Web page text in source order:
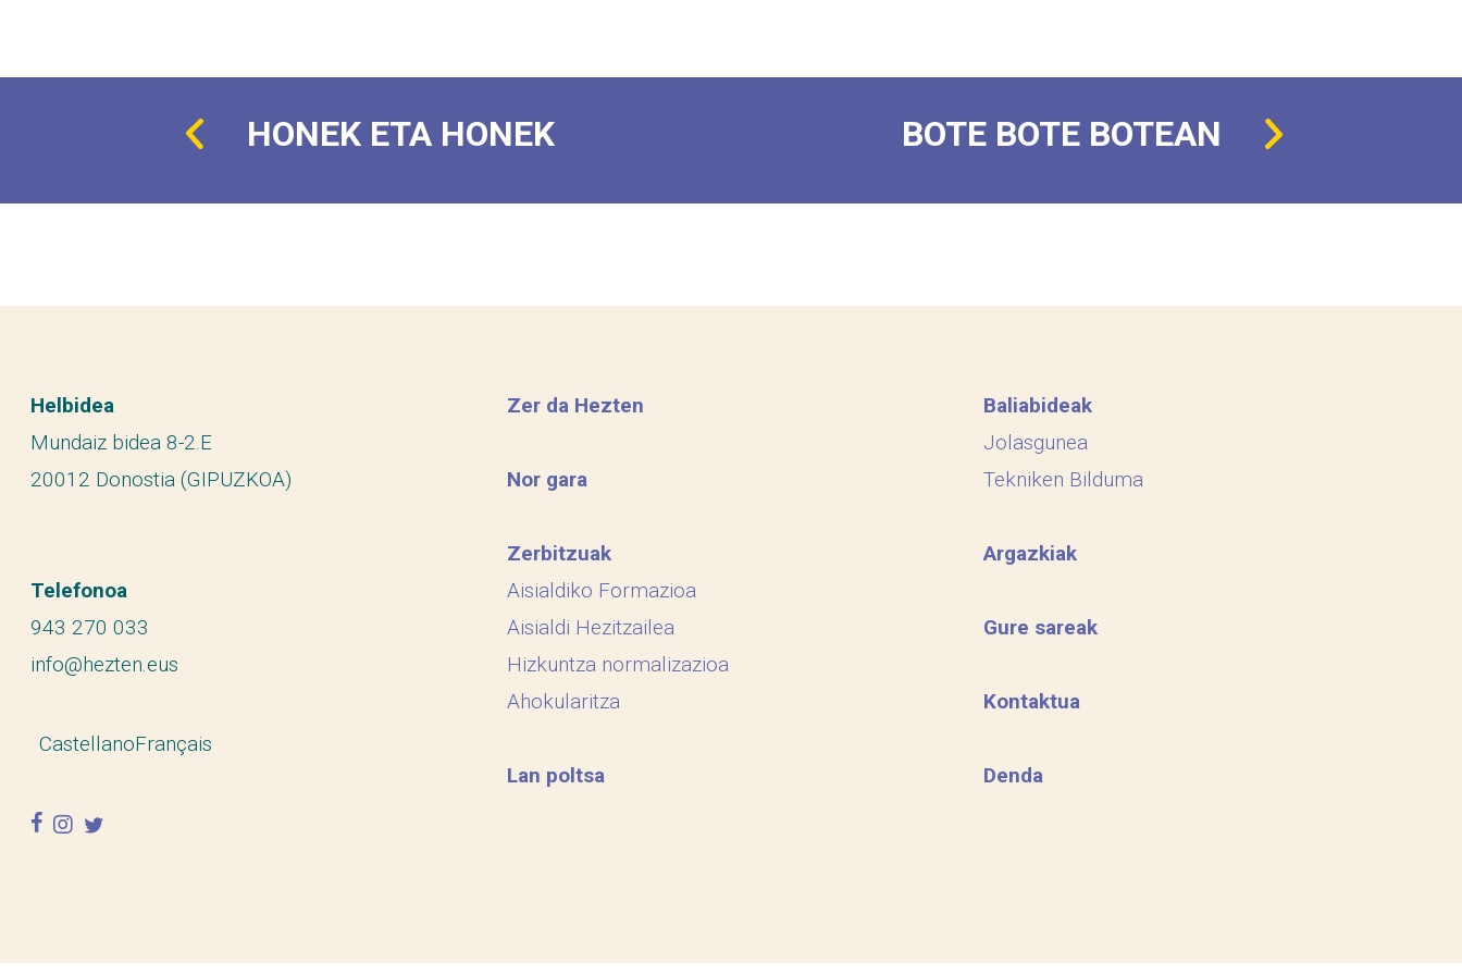
HONEK ETA HONEK BOTE BOTE BOTEAN
Helbidea
Mundaiz bidea 8-2.E
20012 Donostia (GIPUZKOA)
Telefonoa
943 270 033
info@hezten.eus
CastellanoFrançais
facebook
instagram
twitter
Zer da Hezten
Nor gara
Zerbitzuak
Aisialdiko Formazioa
Aisialdi Hezitzailea
Hizkuntza normalizazioa
Ahokularitza
Lan poltsa
Baliabideak
Jolasgunea
Tekniken Bilduma
Argazkiak
Gure sareak
Kontaktua
Denda